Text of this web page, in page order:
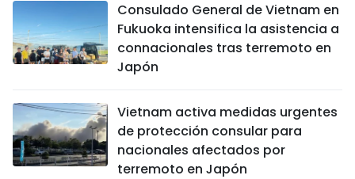
Consulado General de Vietnam en
Fukuoka intensifica la asistencia a
connacionales tras terremoto en
Japón
Vietnam activa medidas urgentes
de protección consular para
nacionales afectados por
terremoto en Japón